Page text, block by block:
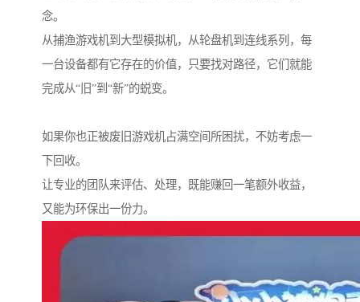
念。
从捕渔游戏机到大型模拟机，从轮盘机到连线系列，每
一台设备都有它存在的价值，只要找对路径，它们就能
完成从“旧”到“新”的蜕变。
如果你也正被废旧游戏机占满空间所困扰，不妨考虑一
下回收。
让专业的团队来评估、处理，既能赚回一笔额外收益，
又能为环保出一份力。